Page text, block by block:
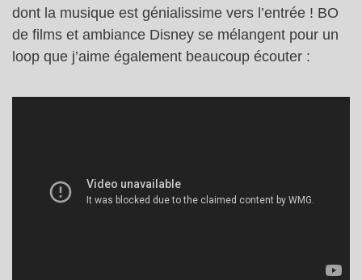
dont la musique est génialissime vers l’entrée ! BO
de films et ambiance Disney se mélangent pour un
loop que j’aime également beaucoup écouter :